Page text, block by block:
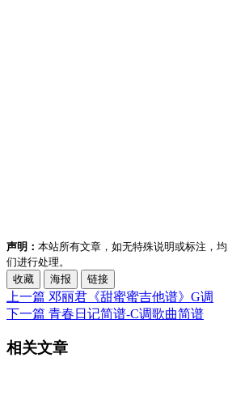
声明： 本站所有文章，如无特殊说明或标注，
们进行处理。
收藏
海报 链接
上一篇 邓丽君《甜蜜蜜吉他谱》G调
下一篇 青春日记简谱-C调歌曲简谱
相关文章